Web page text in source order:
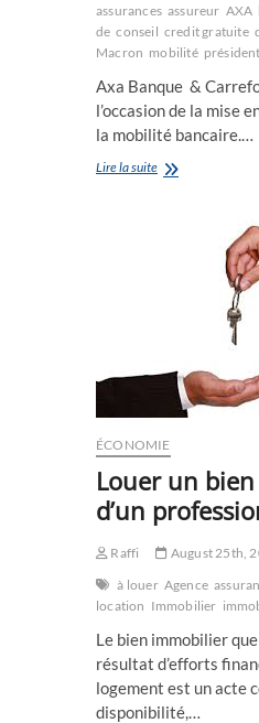
assurances assureur AXA
de conseil credit gratuite
Macron mobilité président
Axa Banque &
l’occasion de la mise
la mobilité bancaire.…
Lire la suiteAxa
ÉCONOMIE
Louer un
d’un
Raffi
August 25th,
à louer Agence
location Immobilier
Le bien immobilier
résultat d’efforts
logement est un acte
disponibilité,…